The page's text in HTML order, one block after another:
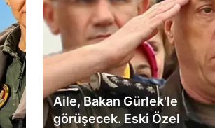
Aile, Bakan Gürlek'le
görüşecek. Eski Özel